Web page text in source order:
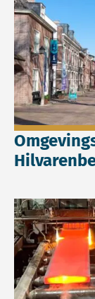
Lees meer